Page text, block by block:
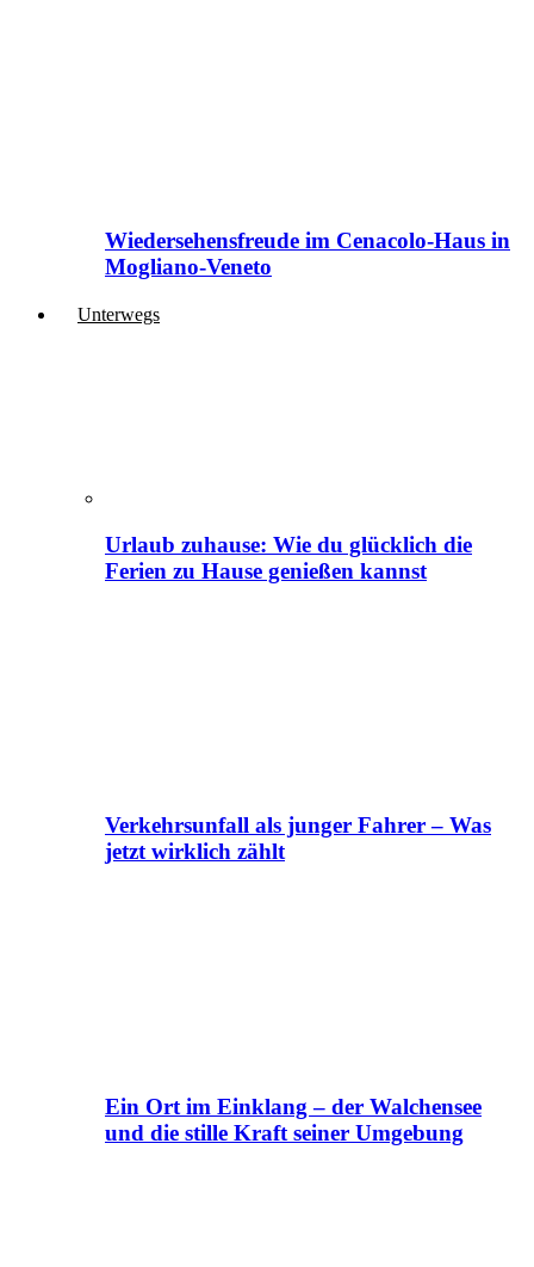
Wiedersehensfreude im Cenacolo-Haus in
Mogliano-Veneto
Unterwegs
Urlaub zuhause: Wie du glücklich die
Ferien zu Hause genießen kannst
Verkehrsunfall als junger Fahrer – Was
jetzt wirklich zählt
Ein Ort im Einklang – der Walchensee
und die stille Kraft seiner Umgebung